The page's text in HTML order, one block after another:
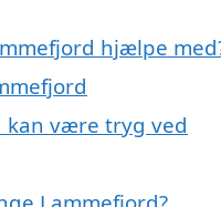
hjælpe
kan være tryg ved